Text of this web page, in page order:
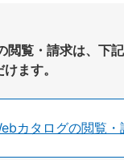
閲覧・請求は、下
ます。
カタログの閲覧・